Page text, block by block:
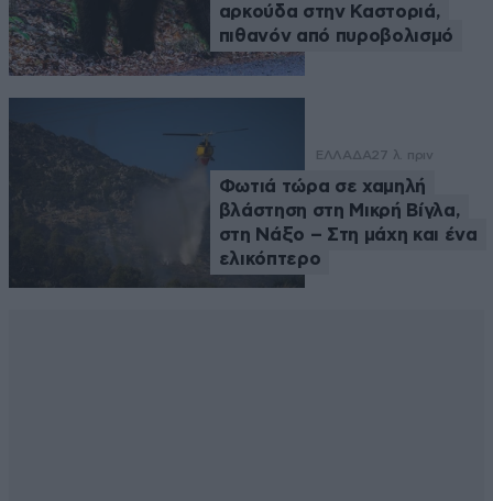
αρκούδα στην Καστοριά,
πιθανόν από πυροβολισμό
ΕΛΛΑΔΑ27 λ. πριν
Φωτιά τώρα σε χαμηλή
βλάστηση στη Μικρή Βίγλα,
στη Νάξο – Στη μάχη και ένα
ελικόπτερο